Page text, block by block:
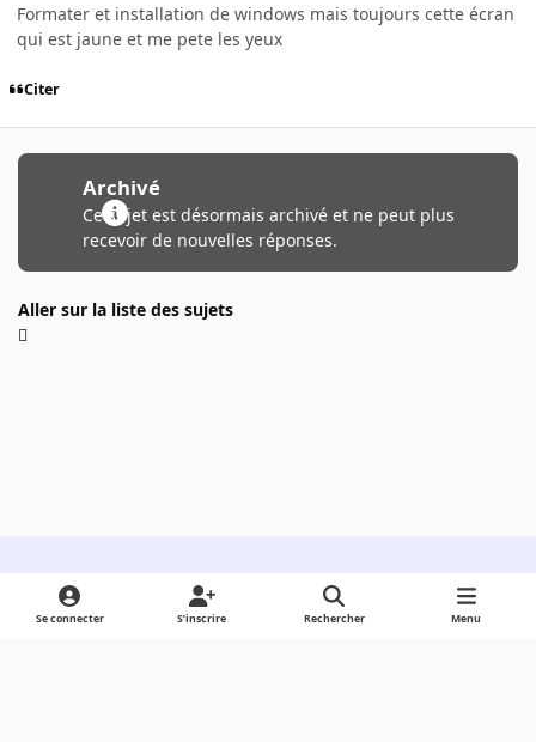
Formater et installation de windows mais toujours cette écran
qui est jaune et me pete les yeux
Citer
Archivé
Ce sujet est désormais archivé et ne peut plus
recevoir de nouvelles réponses.
Aller sur la liste des sujets
Light ModeDark ModeSystem Preference
Se connecter S’inscrire Rechercher Menu